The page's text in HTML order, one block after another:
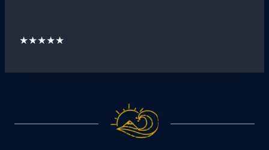
★★★★★